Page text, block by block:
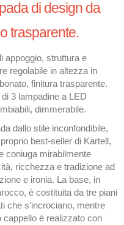
di design da
trasparente.
appoggio, struttura e
regolabile in altezza in
finitura trasparente.
3 lampadine a LED
dimmerabile.
dallo stile inconfondibile,
best-seller di Kartell,
coniuga mirabilmente
ricchezza e tradizione ad
e ironia. La base, in
è costituita da tre piani
che s’incrociano, mentre
cappello è realizzato con